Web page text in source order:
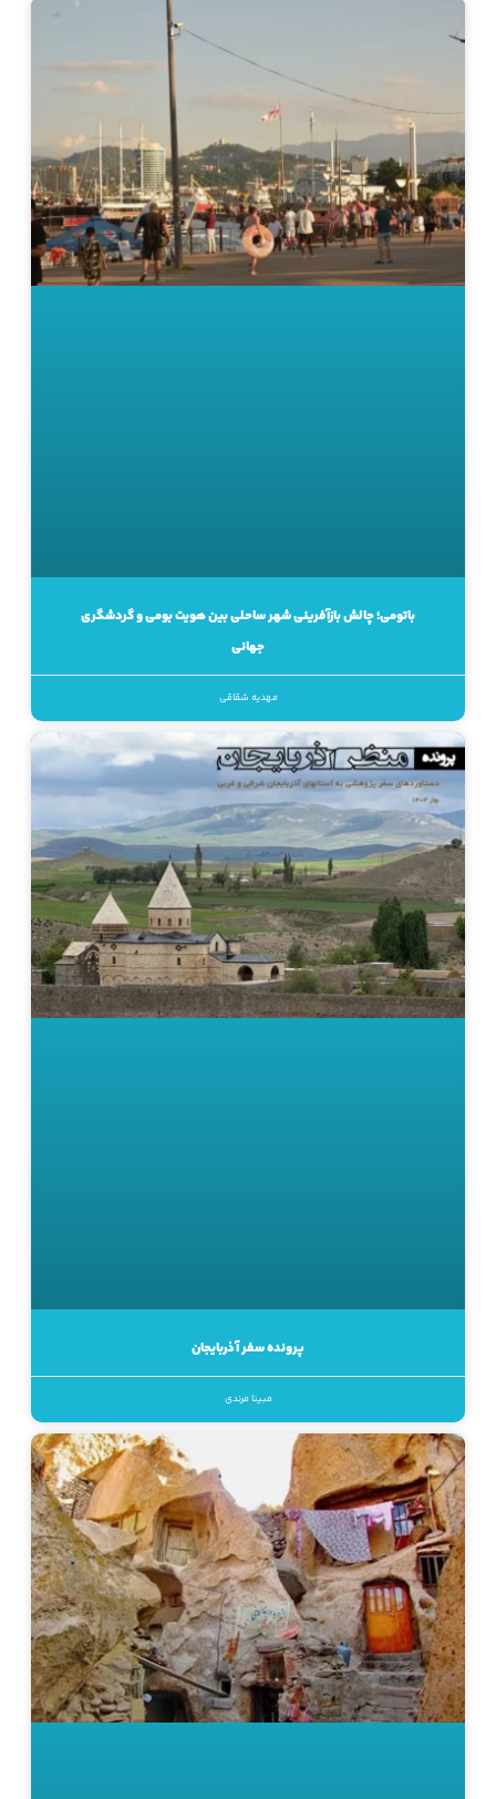
باتومی؛ چالش بازآفرینی شهر ساحلی بین هویت بومی و گردشگری
جهانی
مهدیه شقاقی
پرونده سفر آذربایجان
مبینا مرندی